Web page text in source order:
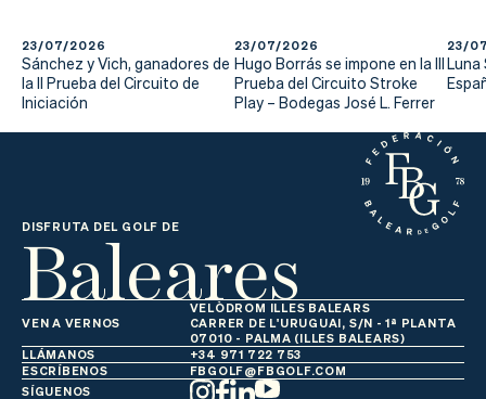
23/07/2026
Sánchez y Vich, ganadores de
la II Prueba del Circuito de
Iniciación
23/07/2026
Hugo Borrás se impone en la III
Prueba del Circuito Stroke
Play – Bodegas José L. Ferrer
23/
Luna
DISFRUTA DEL GOLF DE
Baleares
VEN A VERNOS
VELÒDROM ILLES BALEARS
CARRER DE L'URUGUAI, S/N - 1ª PLANTA
07010 - PALMA (ILLES BALEARS)
LLÁMANOS
+34 971 722 753
ESCRÍBENOS
FBGOLF@FBGOLF.COM
SÍGUENOS